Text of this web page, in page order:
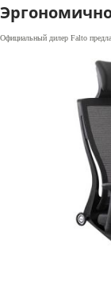
Официальный дилер Falto